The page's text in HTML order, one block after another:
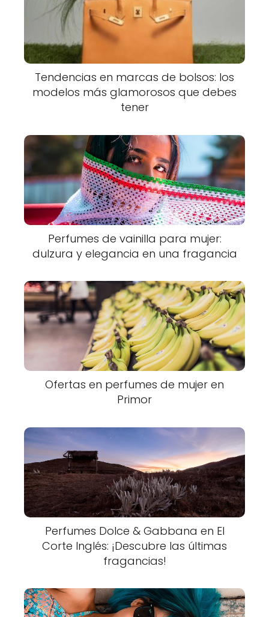
Tendencias en marcas de bolsos: los
modelos más glamorosos que debes
tener
Perfumes de vainilla para mujer:
dulzura y elegancia en una fragancia
Ofertas en perfumes de mujer en
Primor
Perfumes Dolce & Gabbana en El
Corte Inglés: ¡Descubre las últimas
fragancias!